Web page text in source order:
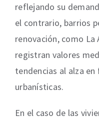
reflejando su
el contrario, barrios
renovación, como La
registran valores
tendencias al alza
urbanísticas.
En el caso de las